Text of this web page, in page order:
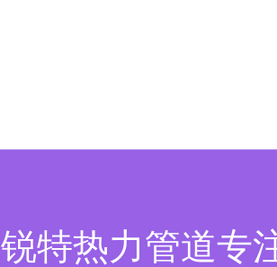
锐特热力管道专